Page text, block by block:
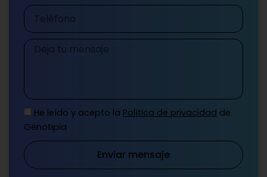
Teléfono
Mensaje
He leído y acepto la Política de privacidad de
Genotipia
Enviar mensaje